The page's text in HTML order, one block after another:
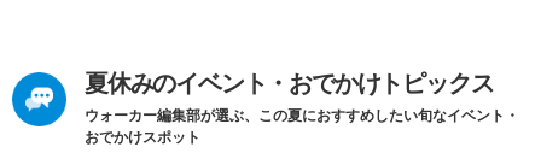
夏休みのイベント・おでかけトピックス
ウォーカー編集部が選ぶ、この夏におすすめしたい旬なイベント・
おでかけスポット